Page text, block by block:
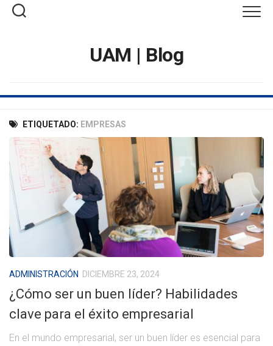
Saltar
UAM | Blog
ETIQUETADO: EMPRESAS
ADMINISTRACIÓN DICIEMBRE 23, 2024
¿Cómo ser un buen líder? Habilidades
clave para el éxito empresarial
En el mundo empresarial, ser un buen líder es esencial para